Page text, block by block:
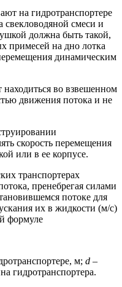
на гидротранспортере
свекловодяной смеси и
должна быть такой,
примесей на дно лотка
динамическим
во взвешенном
движения потока и не
скорость перемещения
или в ее корпусе.
транспортерах
пренебрегая силами
потоке для
их в жидкости (м/с)
формуле
м; d –
гидротранспортера.